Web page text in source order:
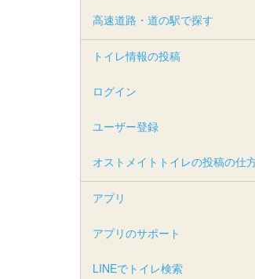
高速道路・道の駅で探す
トイレ情報の投稿
ログイン
ユーザー登録
オストメイトトイレの投稿の仕
アプリ
アプリのサポート
LINEでトイレ検索